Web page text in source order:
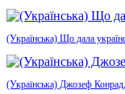
(Українська) Що дала
(Українська) Джозеф